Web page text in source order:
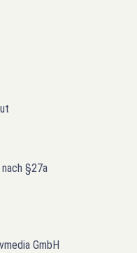
§27a
GmbH